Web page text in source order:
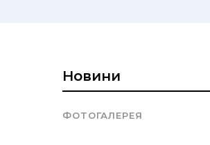
Новини
ФОТОГАЛЕРЕЯ